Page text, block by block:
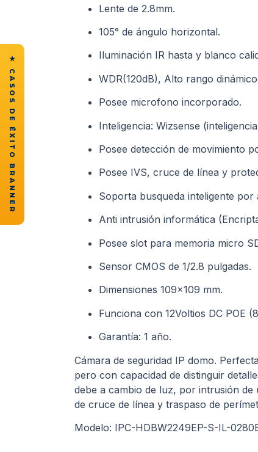
Lente de 2.8mm.
105° de ángulo horizontal.
Iluminación IR hasta y blanco
WDR(120dB), Alto rango
Posee microfono incorporado.
Inteligencia: Wizsense
Posee detección de movimiento
Posee IVS, cruce de línea y
Soporta busqueda inteligente por
Anti intrusión informática
Posee slot para memoria micro
Sensor CMOS de 1/2.8 pulgadas.
Dimensiones 109×109 mm.
Funciona con 12Voltios DC POE
Garantía: 1 año.
Cámara de seguridad IP domo.
pero con capacidad de distinguir
debe a cambio de luz, por intrusión
de cruce de línea y traspaso de
Modelo: IPC-HDBW2249EP-S-IL-
★ CASOS DE ÉXITO BRANNER